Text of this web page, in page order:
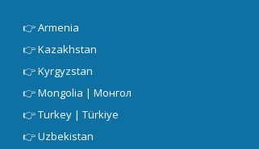
👉Armenia
👉Kazakhstan
👉Kyrgyzstan
👉Mongolia | Монгол
👉Turkey | Türkiye
👉Uzbekistan